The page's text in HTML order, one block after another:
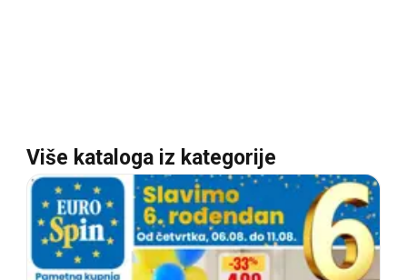
Više kataloga iz kategorije